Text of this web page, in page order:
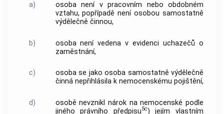
a)
osoba není v pracovním nebo obdobném
vztahu, popřípadě není osobou samostatně
výdělečně činnou,
b)
osoba není vedena v evidenci uchazečů o
zaměstnání,
c)
osoba se jako osoba samostatně výdělečně
činná nepřihlásila k nemocenskému pojištění,
d)
osobě nevznikl nárok na nemocenské podle
jiného právního předpisu5c) jejím vlastním